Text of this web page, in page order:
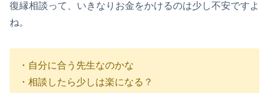
復縁相談って、いきなりお金をかけるのは少し不安ですよ
ね。
・自分に合う先生なのかな
・相談したら少しは楽になる？